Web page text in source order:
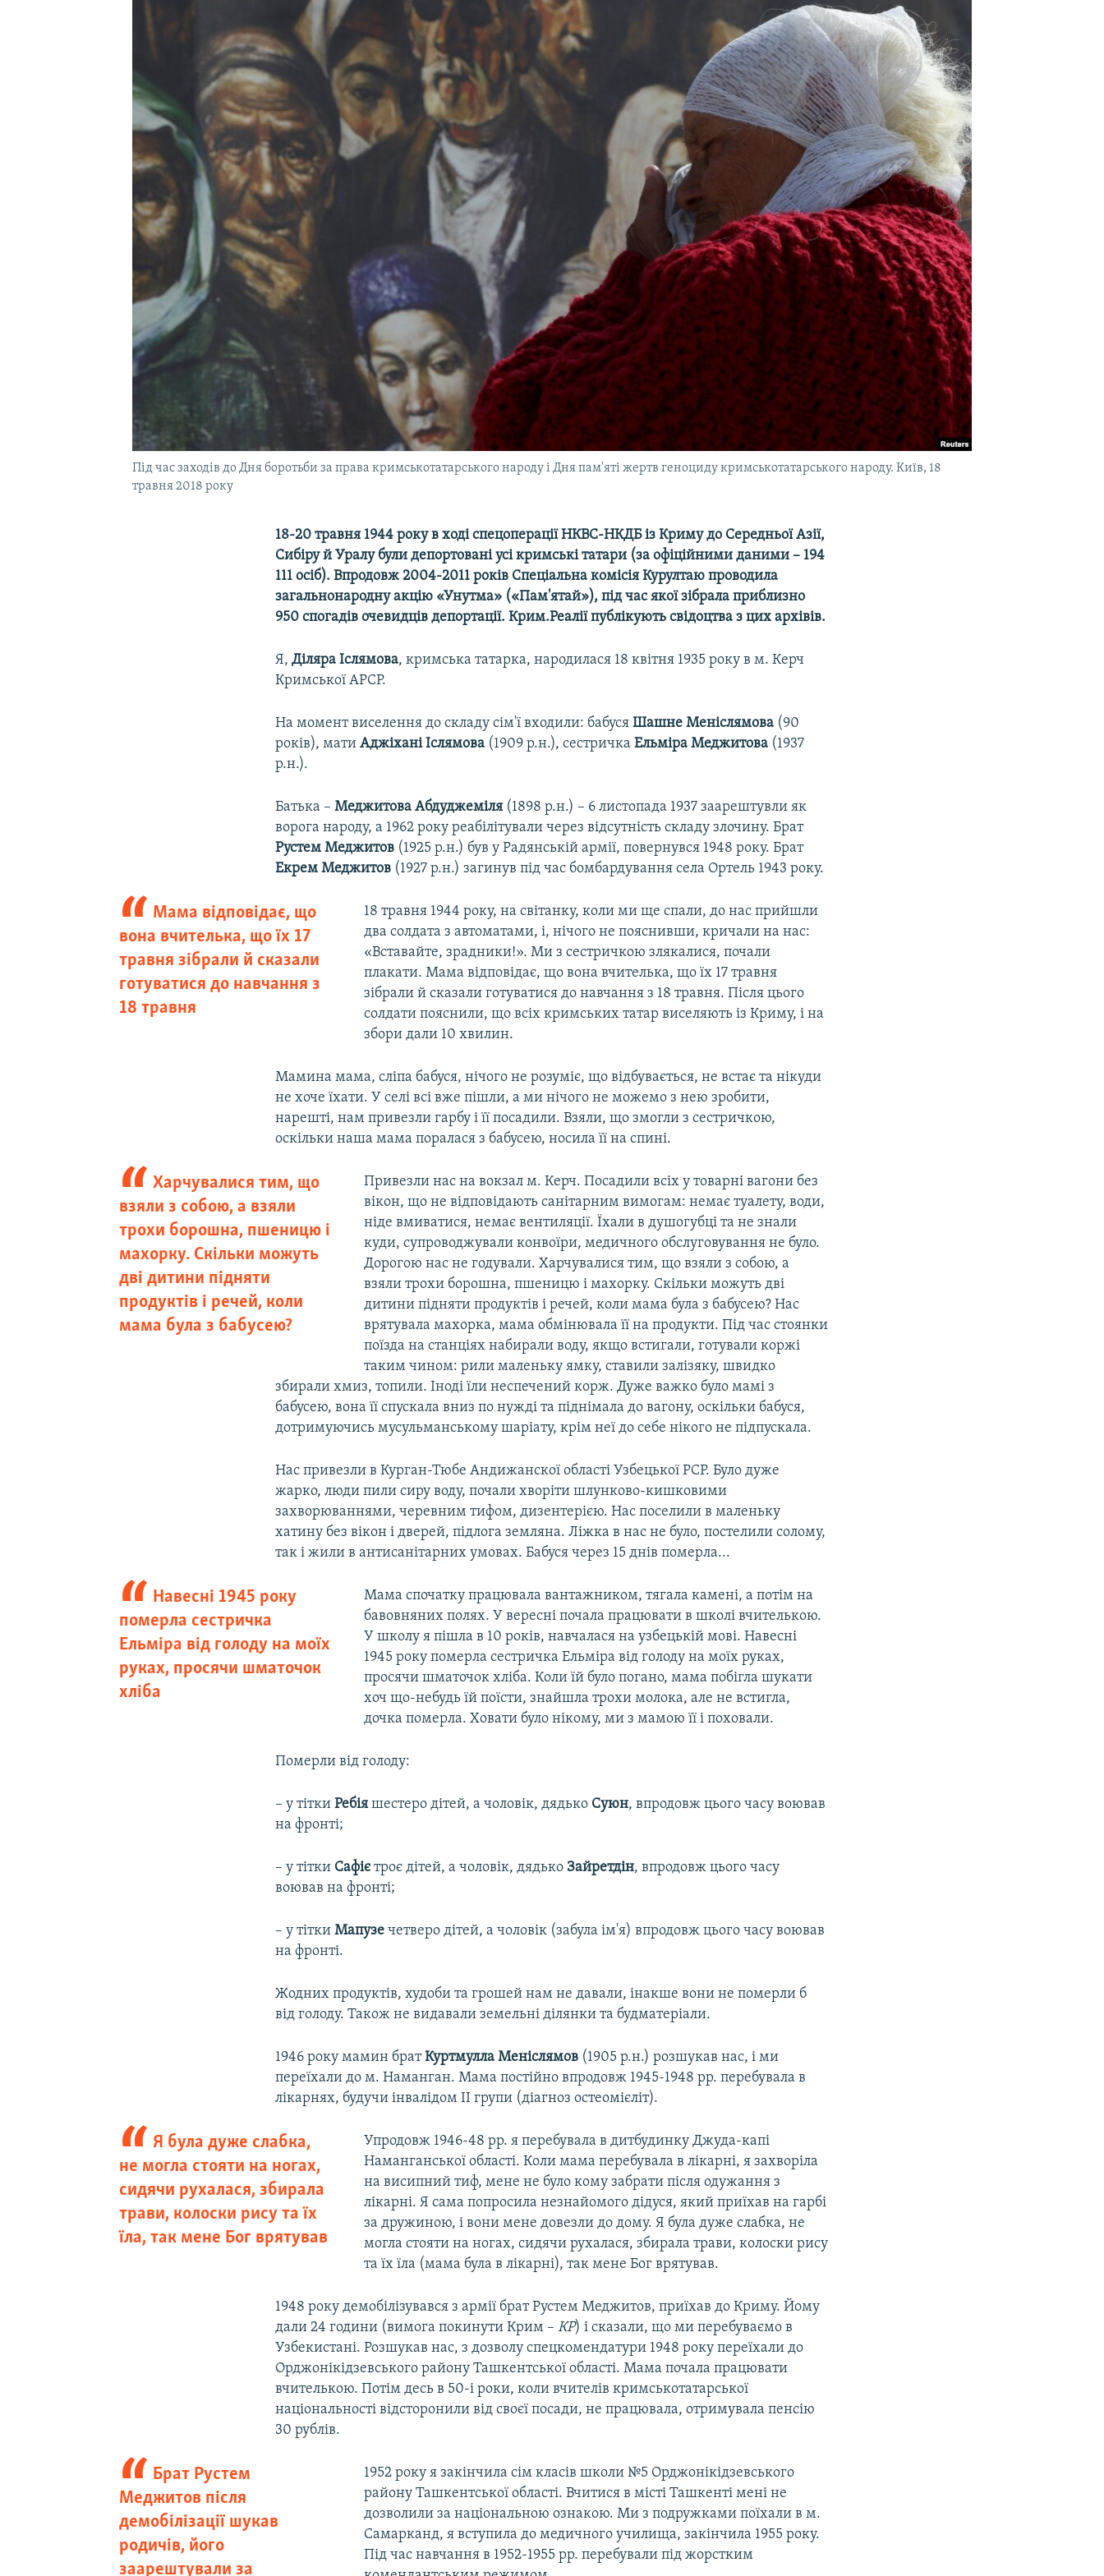
Під час заходів до Дня боротьби за права кримськотатарського народу і Дня пам'яті жертв геноциду кримськотатарського народу. Київ, 18
травня 2018 року
18-20 травня 1944 року в ході спецоперації НКВС-НКДБ із Криму до Середньої Азії,
Сибіру й Уралу були депортовані усі кримські татари (за офіційними даними – 194
111 осіб). Впродовж 2004-2011 років Спеціальна комісія Курултаю проводила
загальнонародну акцію «Унутма» («Пам'ятай»), під час якої зібрала приблизно
950 спогадів очевидців депортації. Крим.Реалії публікують свідоцтва з цих архівів.
Я,Діляра Іслямова, кримська татарка, народилася 18 квітня 1935 року в м. Керч
Кримської АРСР.
На момент виселення до складу сім'ї входили: бабусяШашне Меніслямова (90
років), матиАджіхані Іслямова (1909 р.н.), сестричкаЕльміра Меджитова (1937
р.н.).
Батька –Меджитова Абдуджеміля (1898 р.н.) – 6 листопада 1937 заарештувли як
ворога народу, а 1962 року реабілітували через відсутність складу злочину. Брат
Рустем Меджитов (1925 р.н.) був у Радянській армії, повернувся 1948 року. Брат
Екрем Меджитов (1927 р.н.) загинув під час бомбардування села Ортель 1943 року.
Мама відповідає, що
вона вчителька, що їх 17
травня зібрали й сказали
готуватися до навчання з
18 травня
18 травня 1944 року, на світанку, коли ми ще спали, до нас прийшли
два солдата з автоматами, і, нічого не пояснивши, кричали на нас:
«Вставайте, зрадники!». Ми з сестричкою злякалися, почали
плакати. Мама відповідає, що вона вчителька, що їх 17 травня
зібрали й сказали готуватися до навчання з 18 травня. Після цього
солдати пояснили, що всіх кримських татар виселяють із Криму, і на
збори дали 10 хвилин.
Мамина мама, сліпа бабуся, нічого не розуміє, що відбувається, не встає та нікуди
не хоче їхати. У селі всі вже пішли, а ми нічого не можемо з нею зробити,
нарешті, нам привезли гарбу і її посадили. Взяли, що змогли з сестричкою,
оскільки наша мама поралася з бабусею, носила її на спині.
Харчувалися тим, що
взяли з собою, а взяли
трохи борошна, пшеницю і
махорку. Скільки можуть
дві дитини підняти
продуктів і речей, коли
мама була з бабусею?
Привезли нас на вокзал м. Керч. Посадили всіх у товарні вагони без
вікон, що не відповідають санітарним вимогам: немає туалету, води,
ніде вмиватися, немає вентиляції. Їхали в душогубці та не знали
куди, супроводжували конвоїри, медичного обслуговування не було.
Дорогою нас не годували. Харчувалися тим, що взяли з собою, а
взяли трохи борошна, пшеницю і махорку. Скільки можуть дві
дитини підняти продуктів і речей, коли мама була з бабусею? Нас
врятувала махорка, мама обмінювала її на продукти. Під час стоянки
поїзда на станціях набирали воду, якщо встигали, готували коржі
таким чином: рили маленьку ямку, ставили залізяку, швидко
збирали хмиз, топили. Іноді їли неспечений корж. Дуже важко було мамі з
бабусею, вона її спускала вниз по нужді та піднімала до вагону, оскільки бабуся,
дотримуючись мусульманському шаріату, крім неї до себе нікого не підпускала.
Нас привезли в Курган-Тюбе Андижанскої області Узбецької РСР. Було дуже
жарко, люди пили сиру воду, почали хворіти шлунково-кишковими
захворюваннями, черевним тифом, дизентерією. Нас поселили в маленьку
хатину без вікон і дверей, підлога земляна. Ліжка в нас не було, постелили солому,
так і жили в антисанітарних умовах. Бабуся через 15 днів померла...
Навесні 1945 року
померла сестричка
Ельміра від голоду на моїх
руках, просячи шматочок
хліба
Мама спочатку працювала вантажником, тягала камені, а потім на
бавовняних полях. У вересні почала працювати в школі вчителькою.
У школу я пішла в 10 років, навчалася на узбецькій мові. Навесні
1945 року померла сестричка Ельміра від голоду на моїх руках,
просячи шматочок хліба. Коли їй було погано, мама побігла шукати
хоч що-небудь їй поїсти, знайшла трохи молока, але не встигла,
дочка померла. Ховати було нікому, ми з мамою її і поховали.
Померли від голоду:
– у тіткиРебія шестеро дітей, а чоловік, дядько Суюн, впродовж цього часу воював
на фронті;
– у тітки Сафієтроє дітей, а чоловік, дядько Зайретдін, впродовж цього часу
воював на фронті;
– у тіткиМапузе четверо дітей, а чоловік (забула ім'я) впродовж цього часу воював
на фронті.
Жодних продуктів, худоби та грошей нам не давали, інакше вони не померли б
від голоду. Також не видавали земельні ділянки та будматеріали.
1946 року мамин братКуртмулла Меніслямов (1905 р.н.) розшукав нас, і ми
переїхали до м. Наманган. Мама постійно впродовж 1945-1948 рр. перебувала в
лікарнях, будучи інвалідом II групи (діагноз остеомієліт).
Я була дуже слабка,
не могла стояти на ногах,
сидячи рухалася, збирала
трави, колоски рису та їх
їла, так мене Бог врятував
Упродовж 1946-48 рр. я перебувала в дитбудинку Джуда-капі
Наманганської області. Коли мама перебувала в лікарні, я захворіла
на висипний тиф, мене не було кому забрати після одужання з
лікарні. Я сама попросила незнайомого дідуся, який приїхав на гарбі
за дружиною, і вони мене довезли до дому. Я була дуже слабка, не
могла стояти на ногах, сидячи рухалася, збирала трави, колоски рису
та їх їла (мама була в лікарні), так мене Бог врятував.
1948 року демобілізувався з армії брат Рустем Меджитов, приїхав до Криму. Йому
дали 24 години (вимога покинути Крим –КР) і сказали, що ми перебуваємо в
Узбекистані. Розшукав нас, з дозволу спецкомендатури 1948 року переїхали до
Орджонікідзевського району Ташкентської області. Мама почала працювати
вчителькою. Потім десь в 50-і роки, коли вчителів кримськотатарської
національності відсторонили від своєї посади, не працювала, отримувала пенсію
30 рублів.
Брат Рустем
Меджитов після
демобілізації шукав
родичів, його
заарештували за
1952 року я закінчила сім класів школи №5 Орджонікідзевського
району Ташкентської області. Вчитися в місті Ташкенті мені не
дозволили за національною ознакою. Ми з подружками поїхали в м.
Самарканд, я вступила до медичного училища, закінчила 1955 року.
Під час навчання в 1952-1955 рр. перебували під жорстким